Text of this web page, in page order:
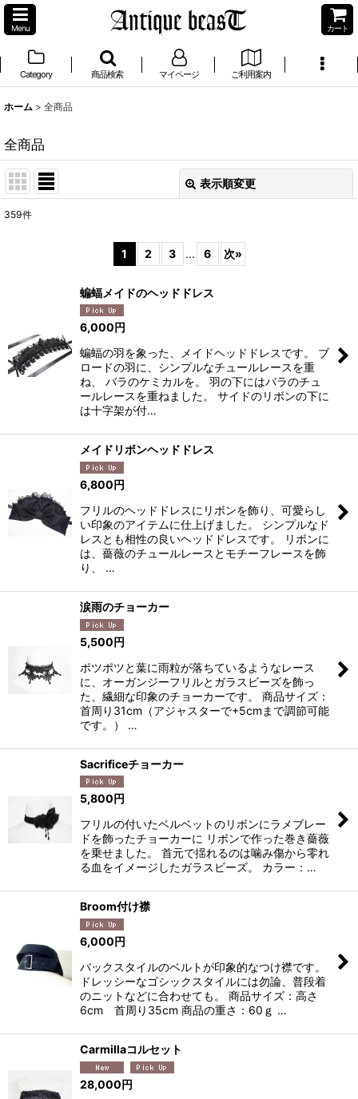
Menu カート
Category 商品検索 マイページ ご利用案内
ホーム > 全商品
全商品
表示順変更
359件
1 2 3 ... 6 次»
蝙蝠メイドのヘッドドレス
6,000円
蝙蝠の羽を象った、メイドヘッドドレスです。 ブ
ロードの羽に、シンプルなチュールレースを重
ね、 バラのケミカルを。 羽の下にはバラのチュ
ールレースを重ねました。 サイドのリボンの下に
は十字架が付…
メイドリボンヘッドドレス
6,800円
フリルのヘッドドレスにリボンを飾り、可愛らし
い印象のアイテムに仕上げました。 シンプルなド
レスとも相性の良いヘッドドレスです。 リボンに
は、薔薇のチュールレースとモチーフレースを飾
り、 …
涙雨のチョーカー
5,500円
ポツポツと葉に雨粒が落ちているようなレース
に、オーガンジーフリルとガラスビーズを飾っ
た、繊細な印象のチョーカーです。 商品サイズ：
首周り31cm（アジャスターで+5cmまで調節可能
です。） …
Sacrificeチョーカー
5,800円
フリルの付いたベルベットのリボンにラメブレー
ドを飾ったチョーカーに リボンで作った巻き薔薇
を乗せました。 首元で揺れるのは噛み傷から零れ
る血をイメージしたガラスビーズ。 カラー：…
Broom付け襟
6,000円
バックスタイルのベルトが印象的なつけ襟です。
ドレッシーなゴシックスタイルには勿論、普段着
のニットなどに合わせても。 商品サイズ：高さ
6cm 首周り35cm 商品の重さ：60ｇ …
Carmillaコルセット
28,000円